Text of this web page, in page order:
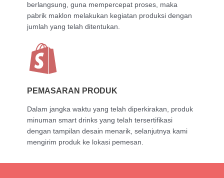
berlangsung, guna mempercepat proses, maka
pabrik maklon melakukan kegiatan produksi dengan
jumlah yang telah ditentukan.
PEMASARAN PRODUK
Dalam jangka waktu yang telah diperkirakan, produk
minuman smart drinks yang telah tersertifikasi
dengan tampilan desain menarik, selanjutnya kami
mengirim produk ke lokasi pemesan.